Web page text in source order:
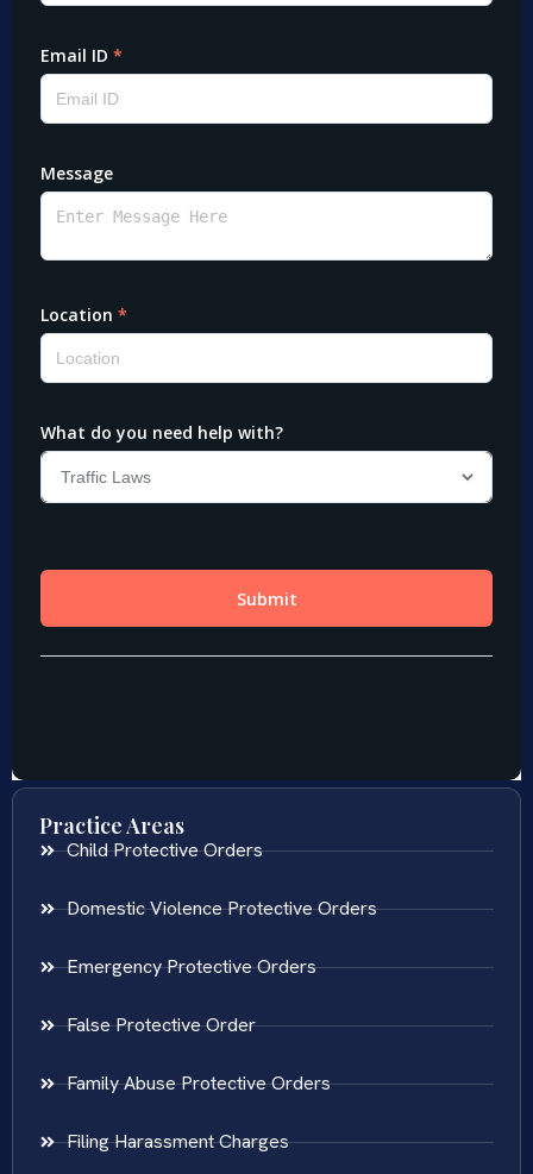
Practice Areas
Child Protective Orders
Domestic Violence Protective Orders
Emergency Protective Orders
False Protective Order
Family Abuse Protective Orders
Filing Harassment Charges